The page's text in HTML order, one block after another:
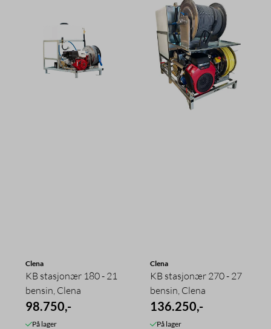
Clena
KB stasjonær 180 - 21
bensin, Clena
98.750,-
På lager
Clena
KB stasjonær 270 - 27
bensin, Clena
136.250,-
På lager